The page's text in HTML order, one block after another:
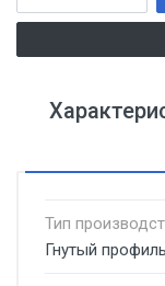
Тип
Гнутый профиль